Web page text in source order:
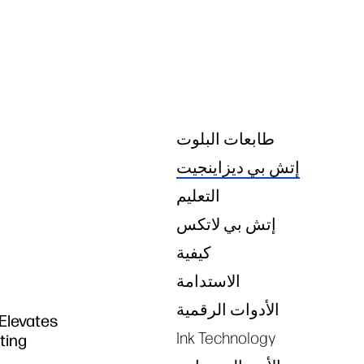
طابعات البلوت
إتش بي ديزاينجيت
التعليم
إتش بي لاتكس
كيفية
الاستدامة
الأدوات الرقمية
Ink Technology